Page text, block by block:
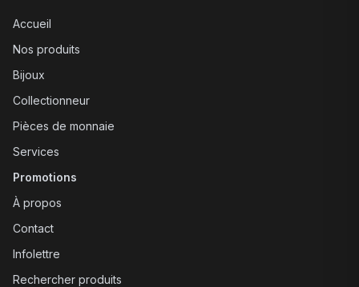
Accueil
Nos produits
Bijoux
Collectionneur
Pièces de monnaie
Services
Promotions
À propos
Contact
Infolettre
Rechercher produits